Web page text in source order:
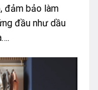
đảm bảo làm
đầu như dầu